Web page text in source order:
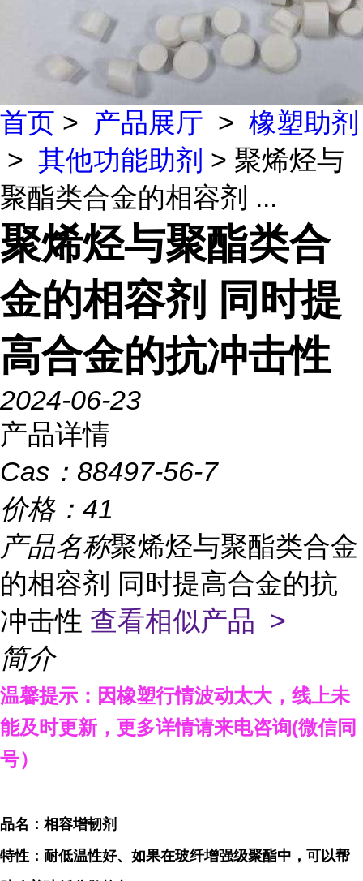
首页 > 产品展厅 > 橡塑助剂
> 其他功能助剂 > 聚烯烃与
聚酯类合金的相容剂 ...
聚烯烃与聚酯类合
金的相容剂 同时提
高合金的抗冲击性
2024-06-23
产品详情
Cas： 88497-56-7
价格： 41
产品名称聚烯烃与聚酯类合金
的相容剂 同时提高合金的抗
冲击性 查看相似产品 >
简介
温馨提示：因橡塑行情波动太大，线上未
能及时更新， 更多详情请来电咨询(微信同
号）
品名：相容增韧剂
特性：耐低温性好、如果在玻纤增强级聚酯中，可以帮